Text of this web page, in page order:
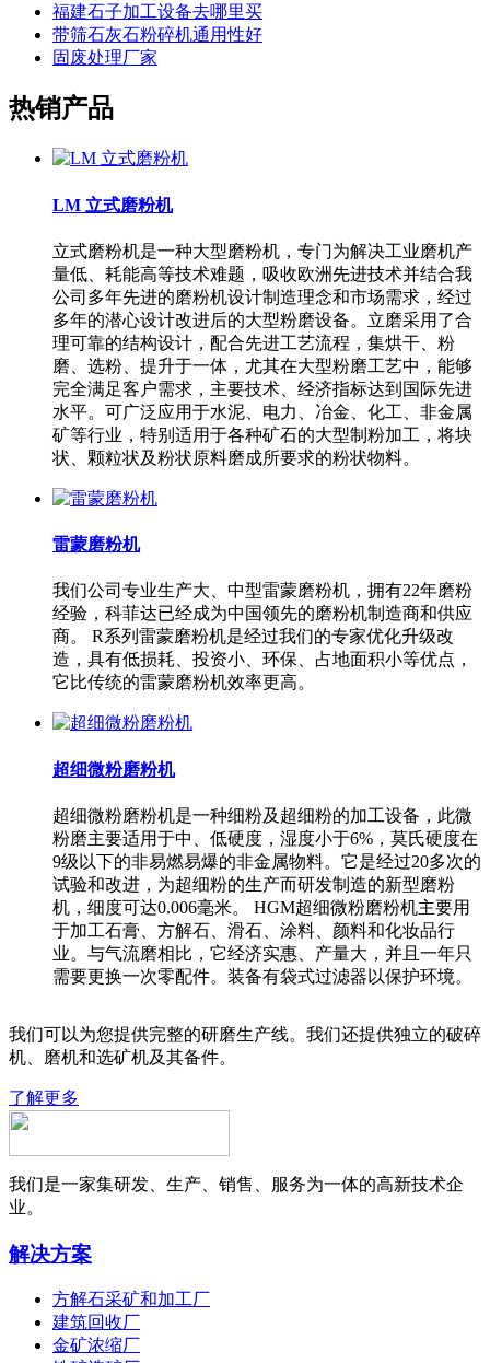
福建石子加工设备去哪里买
带筛石灰石粉碎机通用性好
固废处理厂家
热销产品
LM 立式磨粉机
立式磨粉机是一种大型磨粉机，专门为解决工业磨机产
量低、耗能高等技术难题，吸收欧洲先进技术并结合我
公司多年先进的磨粉机设计制造理念和市场需求，经过
多年的潜心设计改进后的大型粉磨设备。立磨采用了合
理可靠的结构设计，配合先进工艺流程，集烘干、粉
磨、选粉、提升于一体，尤其在大型粉磨工艺中，能够
完全满足客户需求，主要技术、经济指标达到国际先进
水平。可广泛应用于水泥、电力、冶金、化工、非金属
矿等行业，特别适用于各种矿石的大型制粉加工，将块
状、颗粒状及粉状原料磨成所要求的粉状物料。
雷蒙磨粉机
我们公司专业生产大、中型雷蒙磨粉机，拥有22年磨粉
经验，科菲达已经成为中国领先的磨粉机制造商和供应
商。 R系列雷蒙磨粉机是经过我们的专家优化升级改
造，具有低损耗、投资小、环保、占地面积小等优点，
它比传统的雷蒙磨粉机效率更高。
超细微粉磨粉机
超细微粉磨粉机是一种细粉及超细粉的加工设备，此微
粉磨主要适用于中、低硬度，湿度小于6%，莫氏硬度在
9级以下的非易燃易爆的非金属物料。它是经过20多次的
试验和改进，为超细粉的生产而研发制造的新型磨粉
机，细度可达0.006毫米。 HGM超细微粉磨粉机主要用
于加工石膏、方解石、滑石、涂料、颜料和化妆品行
业。与气流磨相比，它经济实惠、产量大，并且一年只
需要更换一次零配件。装备有袋式过滤器以保护环境。
我们可以为您提供完整的研磨生产线。我们还提供独立的破碎
机、磨机和选矿机及其备件。
了解更多
我们是一家集研发、生产、销售、服务为一体的高新技术企
业。
解决方案
方解石采矿和加工厂
建筑回收厂
金矿浓缩厂